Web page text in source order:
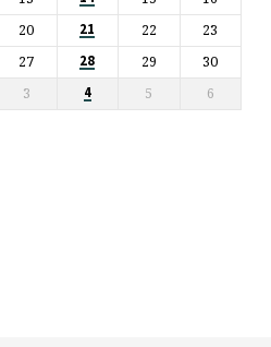
20 21 22
23
27 28 29
30
3 4 5 6